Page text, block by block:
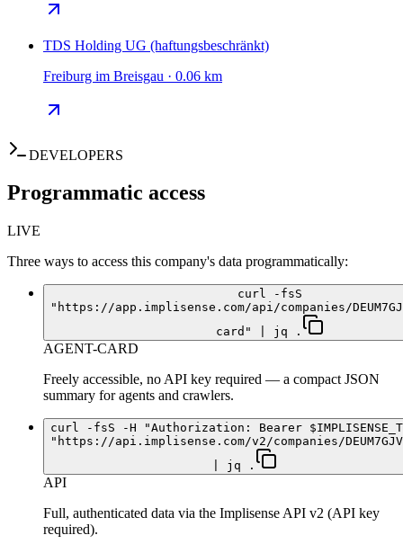
TDS Holding UG (haftungsbeschränkt)
Freiburg im Breisgau · 0.06 km
DEVELOPERS
Programmatic access
LIVE
Three ways to access this company's data programmatically:
curl -fsS
"https://app.implisense.com/api/companies/
card" | jq .
AGENT-CARD
Freely accessible, no API key required — a compact JSON
summary for agents and crawlers.
curl -fsS -H "Authorization: Bearer
"https://api.implisense.com/v2/companies/
| jq .
API
Full, authenticated data via the Implisense API v2 (API key
required).